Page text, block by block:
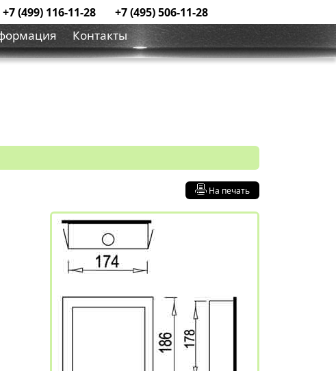
+7 (499) 116-11-28 +7 (495) 506-11-28
Контакты
На печать